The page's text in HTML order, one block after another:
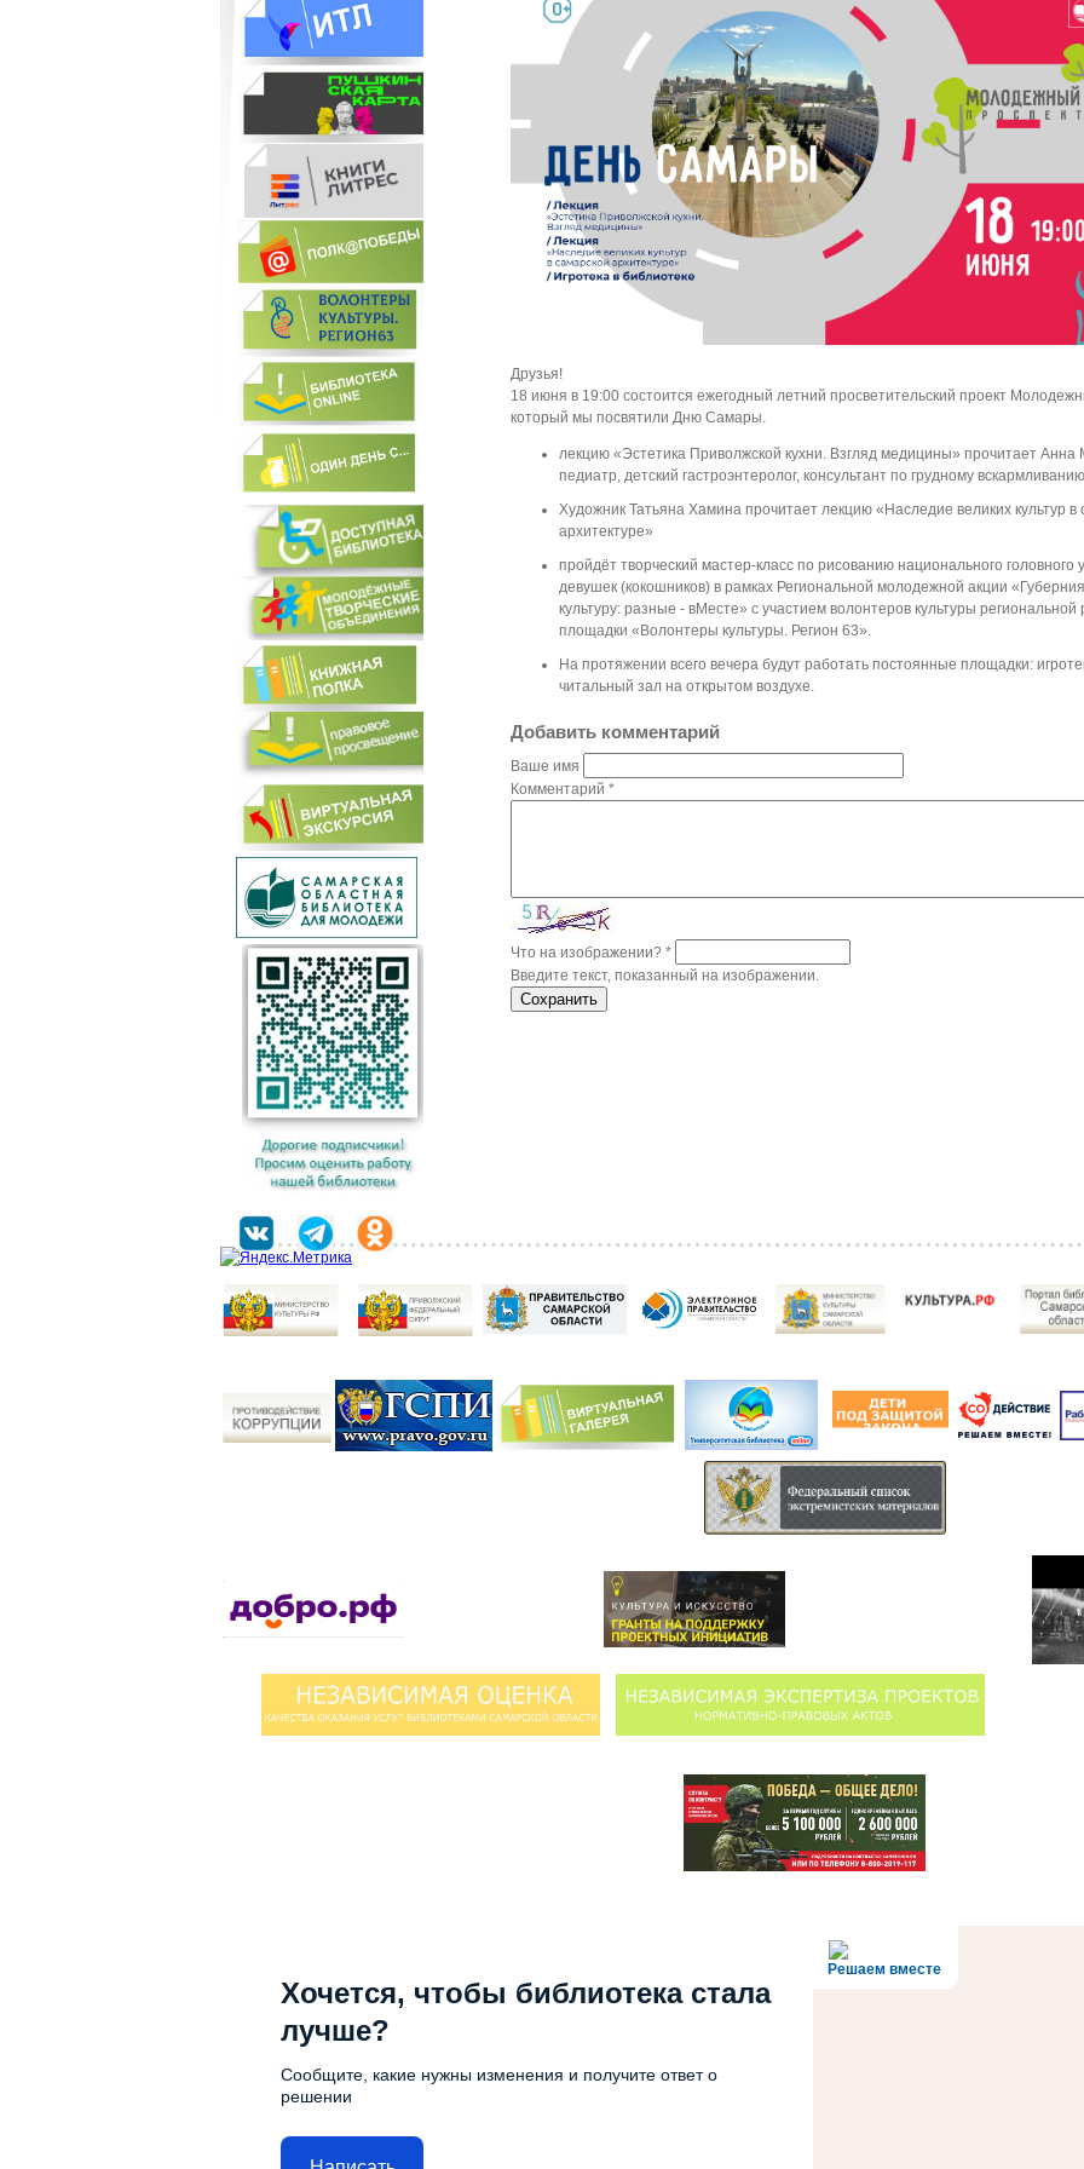
Друзья!
18 июня в 19:00 состоится ежегодный летний просветительский проект
который мы посвятили Дню Самары.
лекцию «Эстетика Приволжской кухни. Взгляд медицины» прочитает Анна
педиатр, детский гастроэнтеролог, консультант по грудному вскармливанию
Художник Татьяна Хамина прочитает лекцию «Наследие великих культур в
архитектуре»
пройдёт творческий мастер-класс по рисованию национального головного
девушек (кокошников) в рамках Региональной молодежной акции
культуру: разные - вМесте» с участием волонтеров культуры региональной
площадки «Волонтеры культуры. Регион 63».
На протяжении всего вечера будут работать постоянные площадки:
читальный зал на открытом воздухе.
Добавить комментарий
Ваше имя
Комментарий *
Что на изображении? *
Введите текст, показанный на изображении.
Решаем вместе
Хочется, чтобы библиотека стала
лучше?
Сообщите, какие нужны изменения и получите ответ о
решении